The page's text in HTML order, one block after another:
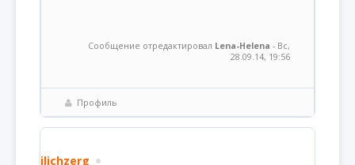
Сообщение отредактировал Lena-Helena - Вс,
28.09.14, 19:56
Профиль
ilichzerg